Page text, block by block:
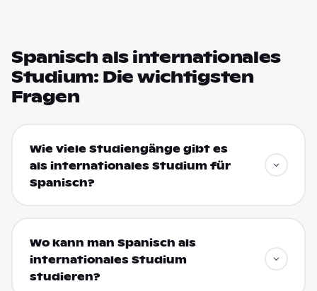
Spanisch als internationales
Studium: Die wichtigsten
Fragen
Wie viele Studiengänge gibt es
als internationales Studium für
Spanisch?
Wo kann man Spanisch als
internationales Studium
studieren?